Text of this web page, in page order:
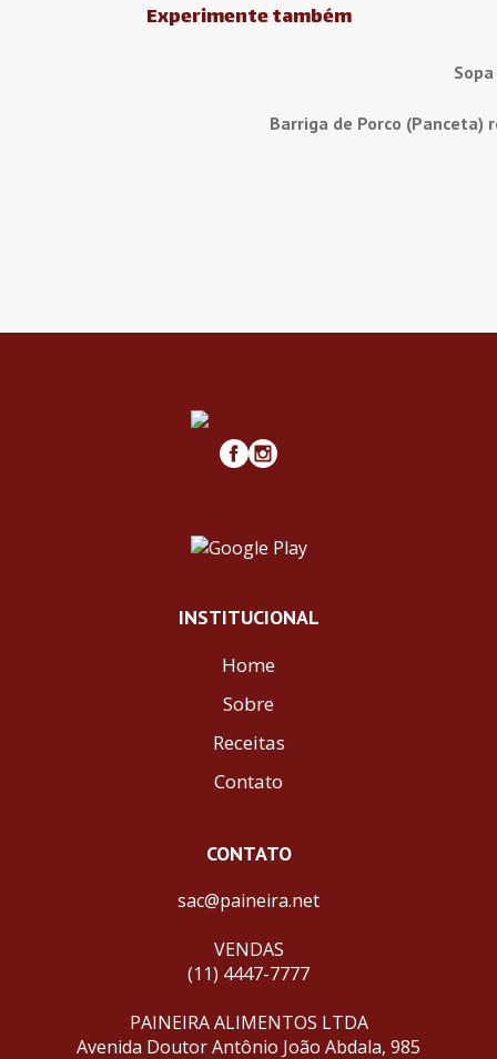
Experimente também
Barriga de Porco (Panceta)
INSTITUCIONAL
Home
Sobre
Receitas
Contato
CONTATO
sac@paineira.net
VENDAS
(11) 4447-7777
PAINEIRA ALIMENTOS LTDA
Avenida Doutor Antônio João Abdala, 985